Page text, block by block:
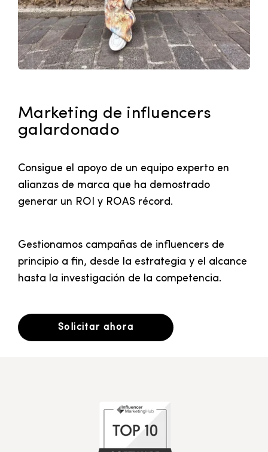
Marketing de influencers
galardonado
Consigue el apoyo de un equipo experto en
alianzas de marca que ha demostrado
generar un ROI y ROAS récord.
Gestionamos campañas de influencers de
principio a fin, desde la estrategia y el alcance
hasta la investigación de la competencia.
Solicitar ahora